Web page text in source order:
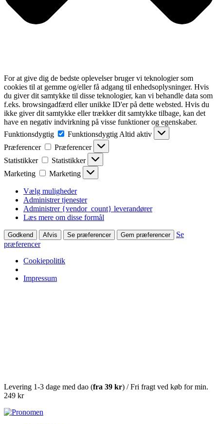
For at give dig de bedste oplevelser bruger vi teknologier som
cookies til at gemme og/eller få adgang til enhedsoplysninger. Hvis
du giver dit samtykke til disse teknologier, kan vi behandle data som
f.eks. browsingadfærd eller unikke ID'er på dette websted. Hvis du
ikke giver dit samtykke eller trækker dit samtykke tilbage, kan det
have en negativ indvirkning på visse funktioner og egenskaber.
Funktionsdygtig
Funktionsdygtig Altid aktiv
Præferencer
Præferencer
Statistikker
Statistikker
Marketing
Marketing
Vælg muligheder
Administrer tjenester
Administrer {vendor_count} leverandører
Læs mere om disse formål
Godkend Afvis Se præferencer Gem præferencer
Se
præferencer
Cookiepolitik
Impressum
Levering 1-3 dage med dao (fra 39 kr) / Fri fragt ved køb for min.
249 kr